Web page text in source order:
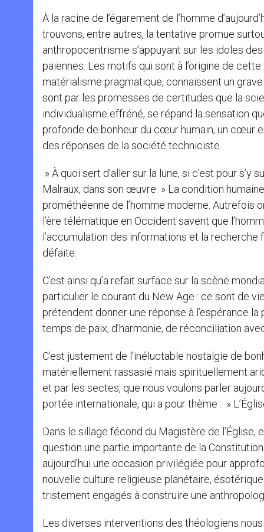
À la racine de l’égarement de l’homme
trouvons, entre autres, la tentative promue
anthropocentrisme s’appuyant sur les idoles
païennes. Les motifs qui sont à l’origine de
matérialisme pragmatique, connaissent un
sont par les promesses de certitudes que la
individualisme effréné, se répand la sensation
profonde de bonheur du cœur humain, un cœur
des réponses de la société techniciste.
» À quoi sert d’aller sur la lune, si c’est pour s’y
Malraux, dans son œuvre » La condition
prométhéenne de l’homme moderne. Autrefois
l’ère télématique en Occident savent que
l’accumulation des informations et la
défaite.
C’est ainsi qu’a refait surface sur la scène
particulier le courant du New Age : ce sont de
prétendent donner une réponse à l’espérance la
temps de paix, d’harmonie, de réconciliation
C’est justement de l’inéluctable nostalgie de
matériellement rassasié mais spirituellement
et par les sectes, que nous voulons parler
portée internationale, qui a pour thème : »
Dans le sillage fécond du Magistère de
question une partie importante de la
aujourd’hui une occasion privilégiée pour
nouvelle culture religieuse planétaire,
tristement engagés à construire une
Les diverses interventions des théologiens